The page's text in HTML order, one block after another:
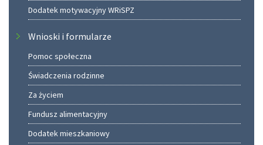
Dodatek motywacyjny WRiSPZ
Wnioski i formularze
Pomoc społeczna
Świadczenia rodzinne
Za życiem
Fundusz alimentacyjny
Dodatek mieszkaniowy